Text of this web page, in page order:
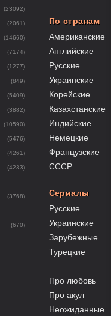
(23092)
(2061)
(14660)
(7174)
(1277)
(849)
(5409)
(3882)
(10590)
(5476)
(4261)
(4233)
(3768)
(670)
По странам
Американские
Английские
Русские
Украинские
Корейские
Казахстанские
Индийские
Немецкие
Французские
СССР
Сериалы
Русские
Украинские
Зарубежные
Турецкие
Про любовь
Про акул
Неожиданные